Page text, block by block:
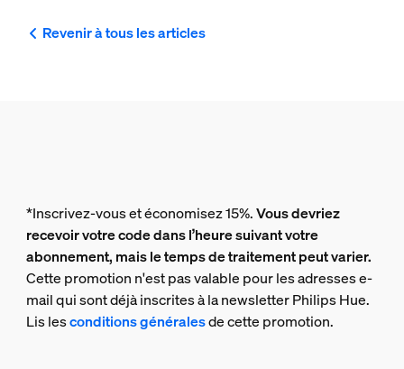
Revenir à tous les articles
*Inscrivez-vous et économisez 15%.Vous devriez
recevoir votre code dans l’heure suivant votre
abonnement, mais le temps de traitement peut varier.
Cette promotion n'est pas valable pour les adresses e-
mail qui sont déjà inscrites à la newsletter Philips Hue.
Lis lesconditions généralesde cette promotion.